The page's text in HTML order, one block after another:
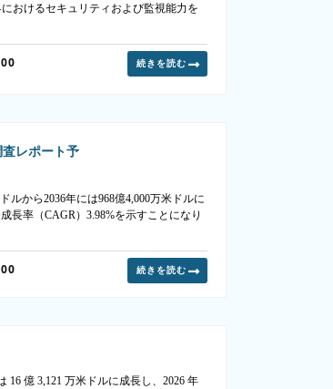
おけるセキュリティおよび監視能力を
続きを読む
レポート予
ルから2036年には968億4,000万米ドルに
長率（CAGR）3.98%を示すことになり
続きを読む
16 億 3,121 万米ドルに成長し、2026 年